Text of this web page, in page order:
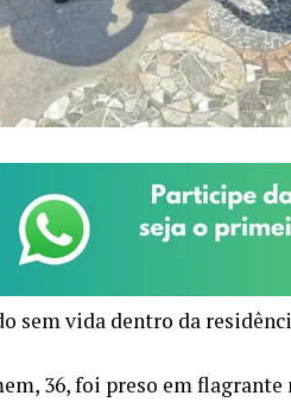
sem vida dentro da
36, foi preso em